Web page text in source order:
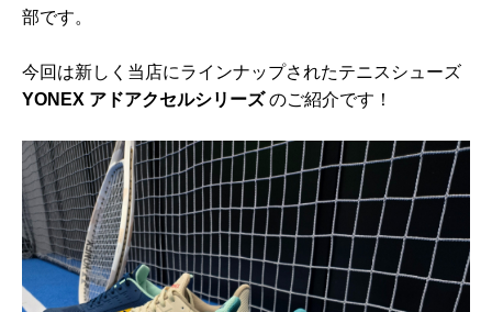
部です。
今回は新しく当店にラインナップされたテニスシューズ
YONEX アドアクセルシリーズのご紹介です！